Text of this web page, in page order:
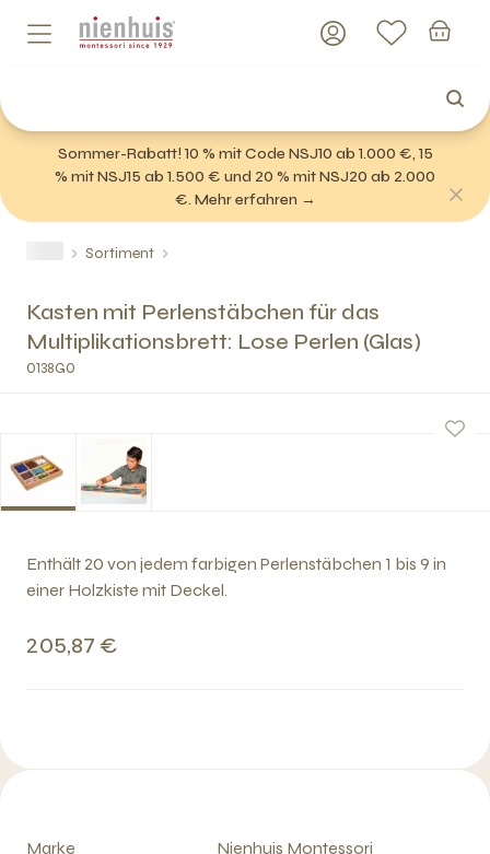
Sommer-Rabatt! 10 % mit Code NSJ10 ab 1.000 €, 15
% mit NSJ15 ab 1.500 € und 20 % mit NSJ20 ab 2.000
€. Mehr erfahren →
Sortiment
Kasten mit Perlenstäbchen für das
Multiplikationsbrett: Lose Perlen (Glas)
0138G0
Enthält 20 von jedem farbigen Perlenstäbchen 1 bis 9 in
einer Holzkiste mit Deckel.
205,87 €
Marke
Nienhuis Montessori